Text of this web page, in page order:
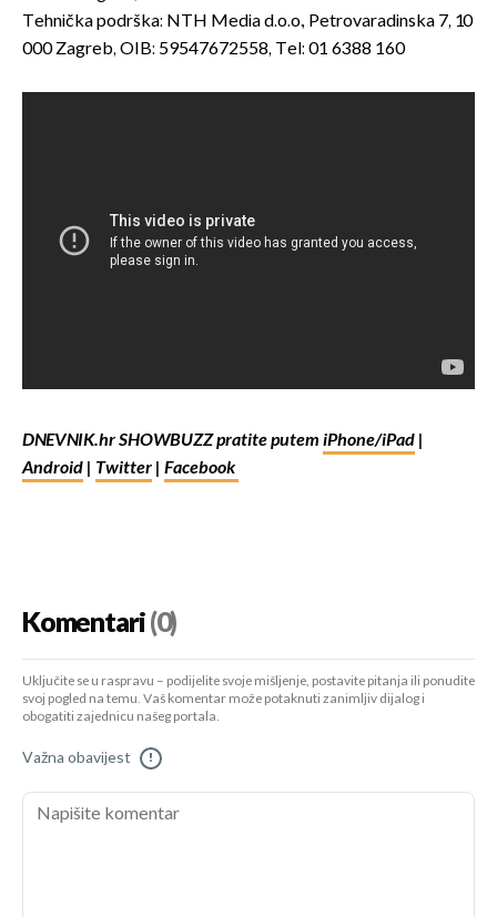
Tehnička podrška: NTH Media d.o.o., Petrovaradinska 7, 10
000 Zagreb, OIB: 59547672558, Tel: 01 6388 160
DNEVNIK.hr SHOWBUZZ pratite putem iPhone/iPad |
Android | Twitter | Facebook
Komentari(0)
Uključite se u raspravu – podijelite svoje mišljenje, postavite pitanja ili ponudite
svoj pogled na temu. Vaš komentar može potaknuti zanimljiv dijalog i
obogatiti zajednicu našeg portala.
Važna obavijest !